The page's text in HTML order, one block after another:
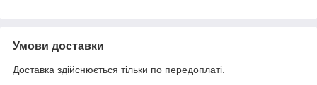
Умови доставки
Доставка здійснюється тільки по передоплаті.